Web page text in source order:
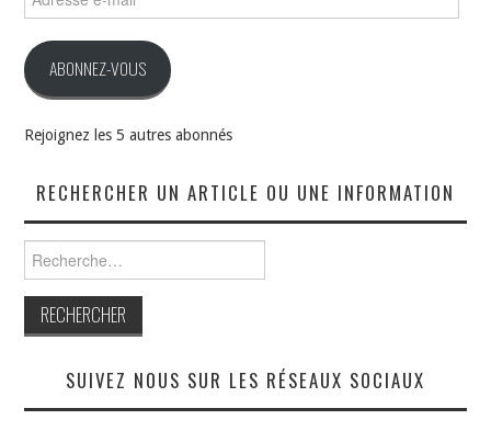
e-
ABONNEZ-VOUS
Rejoignez les 5 autres abonnés
RECHERCHER UN ARTICLE OU UNE INFORMATION
SUIVEZ NOUS SUR LES RÉSEAUX SOCIAUX